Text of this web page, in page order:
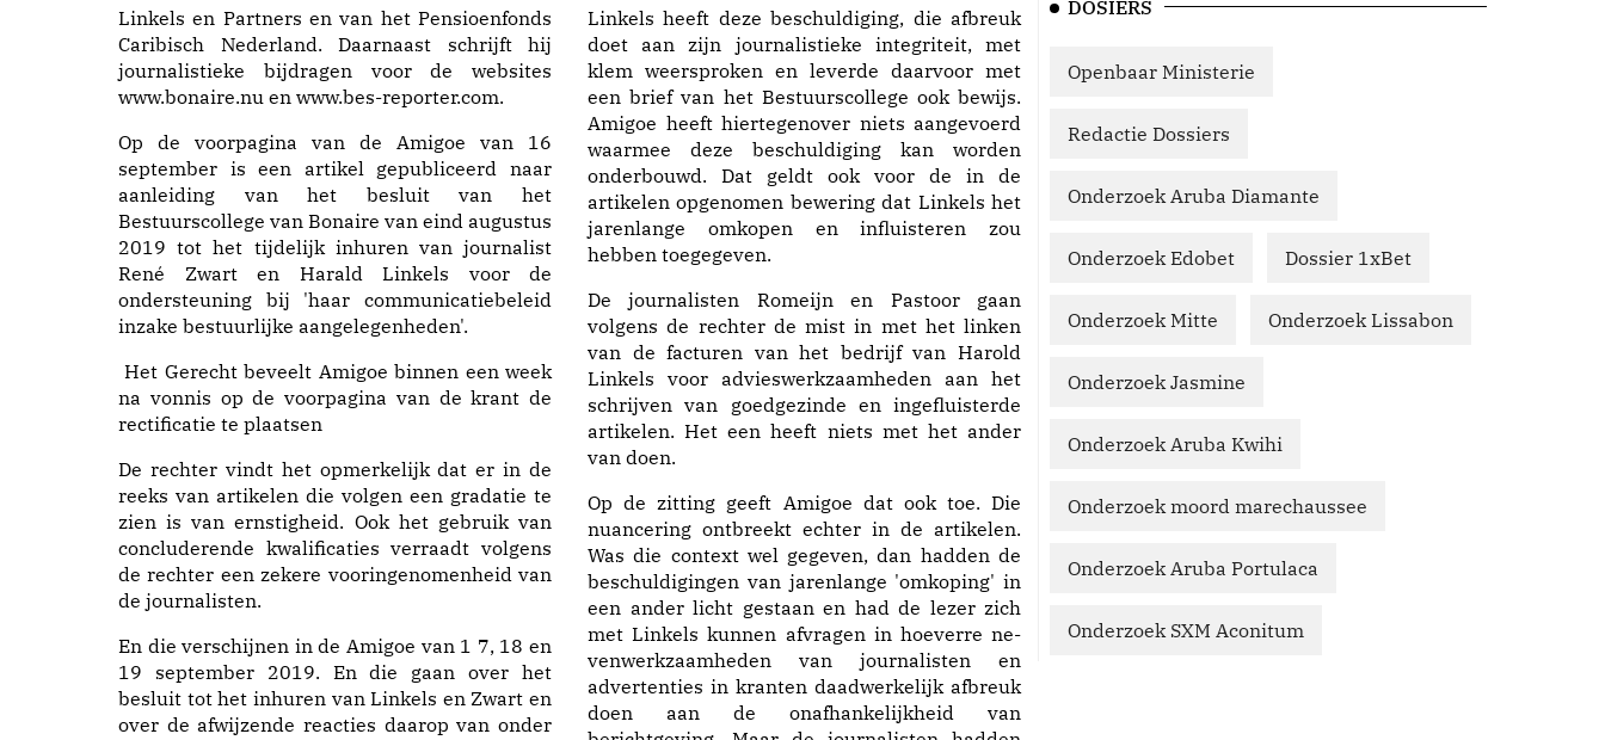
Linkels en Partners en van het Pensioenfonds
Caribisch Nederland. Daarnaast schrijft hij
journalistieke bijdragen voor de websites
www.bonaire.nu en www.bes-reporter.com.
Op de voorpagina van de Amigoe van 16
september is een artikel gepubliceerd naar
aanleiding van het besluit van het
Bestuurscollege van Bonaire van eind augustus
2019 tot het tijdelijk inhuren van journalist
René Zwart en Harald Linkels voor de
ondersteuning bij 'haar communicatiebeleid
inzake bestuurlijke aangelegenheden'.
Het Gerecht beveelt Amigoe binnen een week
na vonnis op de voorpagina van de krant de
rectificatie te plaatsen
De rechter vindt het opmerkelijk dat er in de
reeks van artikelen die volgen een gradatie te
zien is van ernstigheid. Ook het gebruik van
concluderende kwalificaties verraadt volgens
de rechter een zekere vooringenomenheid van
de journalisten.
En die verschijnen in de Amigoe van 1 7, 18 en
19 september 2019. En die gaan over het
besluit tot het inhuren van Linkels en Zwart en
over de afwijzende reacties daarop van onder
Linkels heeft deze beschuldiging, die afbreuk
doet aan zijn journalistieke integriteit, met
klem weersproken en leverde daarvoor met
een brief van het Bestuurscollege ook bewijs.
Amigoe heeft hiertegenover niets aangevoerd
waarmee deze beschuldiging kan worden
onderbouwd. Dat geldt ook voor de in de
artikelen opgenomen bewering dat Linkels het
jarenlange omkopen en influisteren zou
hebben toegegeven.
De journalisten Romeijn en Pastoor gaan
volgens de rechter de mist in met het linken
van de facturen van het bedrijf van Harold
Linkels voor advieswerkzaamheden aan het
schrijven van goedgezinde en ingefluisterde
artikelen. Het een heeft niets met het ander
van doen.
Op de zitting geeft Amigoe dat ook toe. Die
nuancering ontbreekt echter in de artikelen.
Was die context wel gegeven, dan hadden de
beschuldigingen van jarenlange 'omkoping' in
een ander licht gestaan en had de lezer zich
met Linkels kunnen afvragen in hoeverre ne­
venwerkzaamheden van journalisten en
advertenties in kranten daadwerkelijk afbreuk
doen aan de onafhankelijkheid van
DOSIERS
Openbaar Ministerie
Redactie Dossiers
Onderzoek Aruba Diamante
Onderzoek Edobet Dossier 1xBet
Onderzoek Mitte Onderzoek Lissabon
Onderzoek Jasmine
Onderzoek Aruba Kwihi
Onderzoek moord marechaussee
Onderzoek Aruba Portulaca
Onderzoek SXM Aconitum